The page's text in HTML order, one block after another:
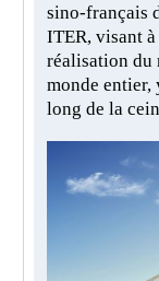
sino-français
ITER, visant
réalisation du
monde entier,
long de la